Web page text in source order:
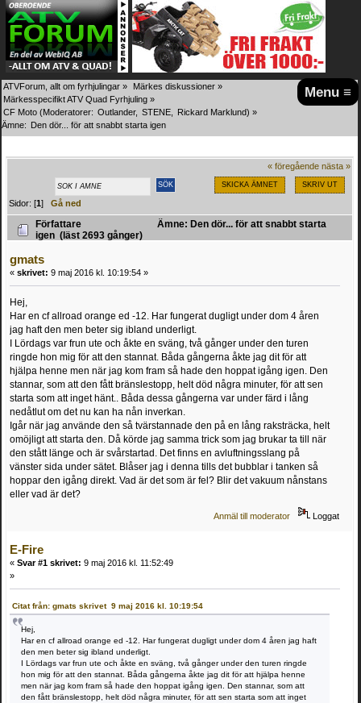
Menu ≡
ATVForum, allt om fyrhjulingar » Märkes diskussioner »
Märkesspecifikt ATV Quad Fyrhjuling »
CF Moto (Moderatorer: Outlander, STENE Rickard Marklund) »
Ämne: Den dör... för att snabbt starta igen
« föregående nästa »
SKICKA ÄMNET SKRIV UT
Sidor: [1]Gå ned
Författare
Ämne: Den dör... för att snabbt starta
igen (läst 2693 gånger)
gmats
« skrivet: 9 maj 2016 kl. 10:19:54 »
Hej,
Har en cf allroad orange ed -12. Har fungerat dugligt under dom 4 åren
jag haft den men beter sig ibland underligt.
I Lördags var frun ute och åkte en sväng, två gånger under den turen
ringde hon mig för att den stannat. Båda gångerna åkte jag dit för att
hjälpa henne men när jag kom fram så hade den hoppat igång igen. Den
stannar, som att den fått bränslestopp, helt död några minuter, för att sen
starta som att inget hänt.. Båda dessa gångerna var under färd i lång
nedåtlut om det nu kan ha nån inverkan.
Igår när jag använde den så tvärstannade den på en lång raksträcka, helt
omöjligt att starta den. Då körde jag samma trick som jag brukar ta till när
den stått länge och är svårstartad. Det finns en avluftningsslang på
vänster sida under sätet. Blåser jag i denna tills det bubblar i tanken så
hoppar den igång direkt. Vad är det som är fel? Blir det vakuum nånstans
eller vad är det?
Anmäl till moderator Loggat
E-Fire
« Svar #1 skrivet: 9 maj 2016 kl. 11:52:49
»
Citat från: gmats skrivet 9 maj 2016 kl. 10:19:54
Hej,
Har en cf allroad orange ed -12. Har fungerat dugligt under dom 4 åren jag haft
den men beter sig ibland underligt.
I Lördags var frun ute och åkte en sväng, två gånger under den turen ringde
hon mig för att den stannat. Båda gångerna åkte jag dit för att hjälpa henne
men när jag kom fram så hade den hoppat igång igen. Den stannar, som att
den fått bränslestopp, helt död några minuter, för att sen starta som att inget